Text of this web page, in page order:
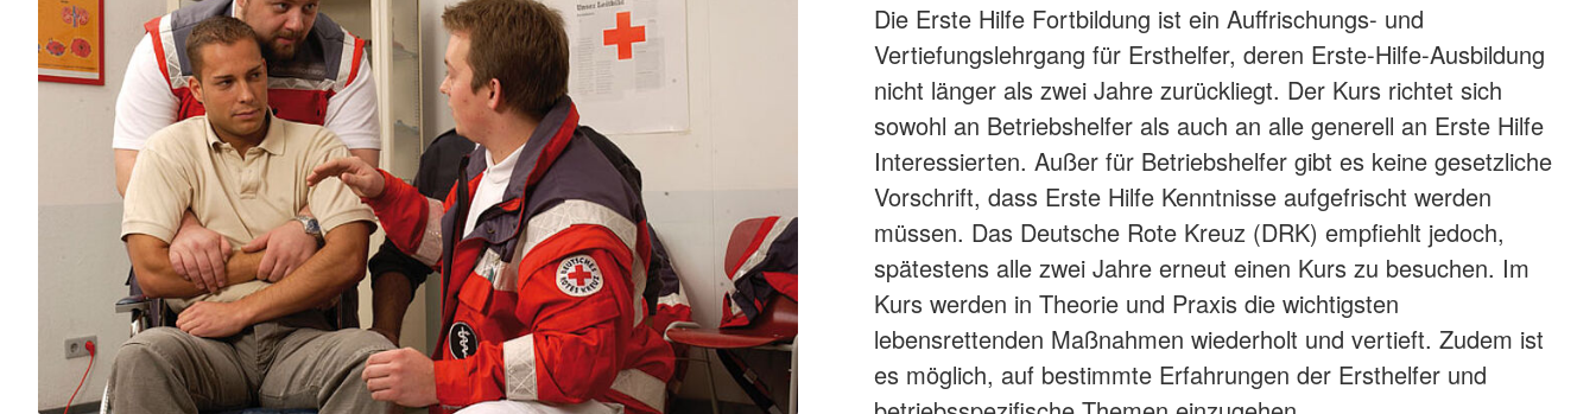
Die Erste Hilfe Fortbildung ist ein Auffrischungs- und
Vertiefungslehrgang für Ersthelfer, deren Erste-Hilfe-Ausbildung
nicht länger als zwei Jahre zurückliegt. Der Kurs richtet sich
sowohl an Betriebshelfer als auch an alle generell an Erste Hilfe
Interessierten. Außer für Betriebshelfer gibt es keine gesetzliche
Vorschrift, dass Erste Hilfe Kenntnisse aufgefrischt werden
müssen. Das Deutsche Rote Kreuz (DRK) empfiehlt jedoch,
spätestens alle zwei Jahre erneut einen Kurs zu besuchen. Im
Kurs werden in Theorie und Praxis die wichtigsten
lebensrettenden Maßnahmen wiederholt und vertieft. Zudem ist
es möglich, auf bestimmte Erfahrungen der Ersthelfer und